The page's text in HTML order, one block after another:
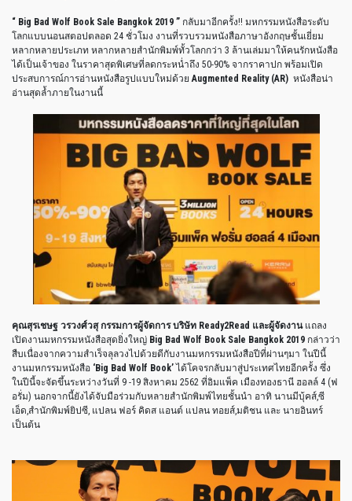
“ Big Bad Wolf Book Sale Bangkok 2019 ” กลับมาอีกครั้ง!! มหกรรมหนังสือระดับ
โลกแบบนอนสตอปตลอด 24 ชั่วโมง งานที่รวบรวมหนังสือภาษาอังกฤษชั้นเยี่ยม
หลากหลายประเภท หลากหลายสำนักพิมพ์ทั้วโลกกว่า 3 ล้านเล่มมาให้คนรักหนังสือ
ได้เป็นเจ้าของ ในราคาสุดพิเศษที่ลดกระหน่ำถึง 50-90% จากราคาปก พร้อมเปิด
ประสบการณ์การอ่านหนังสือรูปแบบใหม่ด้วย Augmented Reality (AR) หนังสือน่า
อ่านสุดล้ำภายในงานนี้
คุณสุรเชษฐ วรวงศ์วสุ กรรมการผู้จัดการ บริษัท Ready2Read และผู้จัดงาน แถลง
เปิดงานมหกรรมหนังสือสุดยิ่งใหญ่ Big Bad Wolf Book Sale Bangkok 2019 กล่าวว่า
สืบเนื่องจากความสำเร็จลุลวงไปด้วยดีกับงานมหกรรมหนังสือปีที่ผ่านๆมา ในปีนี้
งานมหกรรมหนังสือ ‘Big Bad Wolf Book’ ได้โคจรกลับมาสู่ประเทศไทยอีกครั้ง ซึ่ง
ในปีนี้จะจัดขึ้นระหว่างวันที่ 9 -19 สิงหาคม 2562 ที่อิมแพ็ค เมืองทองธานี ฮอลล์ 4 (ฟ
อรั่ม) นอกจากนี้ยังได้จับมือร่วมกับหลายสำนักพิมพ์ไทยชั้นนำ อาทิ นานมีบุ้คส์,ซี
เอ็ด,สำนักพิมพ์ยิปซี, แปลน ฟอร์ คิดส แอนต์ แปลน ทอยส์,มติชน และ นายอินทร์
เป็นต้น